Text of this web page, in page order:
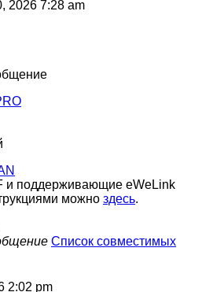
2026 7:28 am
и поддерживающие eWeLink
можно здесь.
Список совместимых
2:02 pm